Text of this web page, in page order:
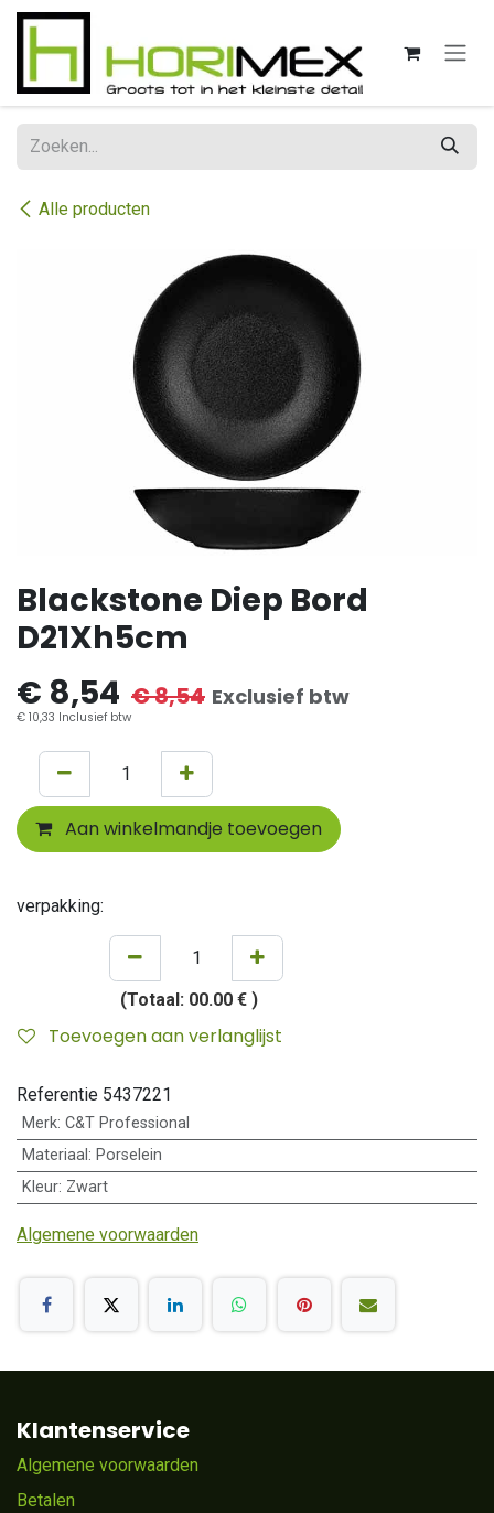
Overslaan naar inhoud
Alle producten
Blackstone Diep Bord
D21Xh5cm
€ 8,54 €8,54 Exclusief btw
€ 10,33 Inclusief btw
Aan winkelmandje toevoegen
verpakking:
(Totaal: 00.00 € )
Toevoegen aan verlanglijst
Referentie 5437221
Merk: C&T Professional
Materiaal : Porselein
Kleur: Zwart
Algemene voorwaarden
Klantenservice
Algemene voorwaarden
Betalen